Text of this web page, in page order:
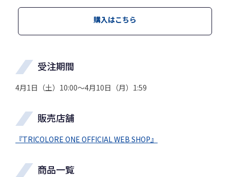
購入はこちら
受注期間
4月1日（土）10:00～4月10日（月）1:59
販売店舗
『TRICOLORE ONE OFFICIAL WEB SHOP』
商品一覧